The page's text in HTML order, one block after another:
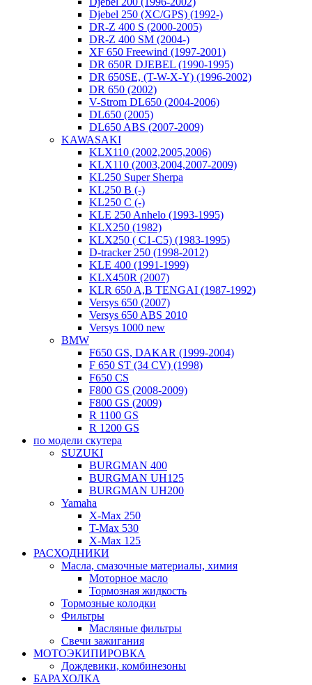
Djebel 250 (XC/GPS) (1992-)
DR-Z 400 S (2000-2005)
DR-Z 400 SM (2004-)
XF 650 Freewind (1997-2001)
DR 650R DJEBEL (1990-1995)
DR 650SE, (T-W-X-Y) (1996-2002)
DR 650 (2002)
V-Strom DL650 (2004-2006)
DL650 (2005)
DL650 ABS (2007-2009)
KAWASAKI
KLX110 (2002,2005,2006)
KLX110 (2003,2004,2007-2009)
KL250 Super Sherpa
KL250 B (-)
KL250 C (-)
KLE 250 Anhelo (1993-1995)
KLX250 (1982)
KLX250 ( C1-C5) (1983-1995)
D-tracker 250 (1998-2012)
KLE 400 (1991-1999)
KLX450R (2007)
KLR 650 A,B TENGAI (1987-1992)
Versys 650 (2007)
Versys 650 ABS 2010
Versys 1000 new
BMW
F650 GS, DAKAR (1999-2004)
F 650 ST (34 CV) (1998)
F650 CS
F800 GS (2008-2009)
F800 GS (2009)
R 1100 GS
R 1200 GS
по модели скутера
SUZUKI
BURGMAN 400
BURGMAN UH125
BURGMAN UH200
Yamaha
X-Max 250
T-Max 530
X-Max 125
РАСХОДНИКИ
Масла, смазочные материалы, химия
Моторное масло
Тормозная жидкость
Тормозные колодки
Фильтры
Масляные фильтры
Свечи зажигания
МОТОЭКИПИРОВКА
Дождевики, комбинезоны
БАРАХОЛКА